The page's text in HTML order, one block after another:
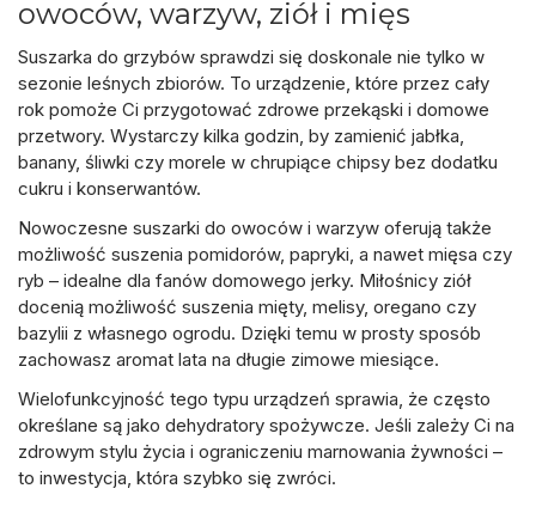
owoców, warzyw, ziół i mięs
Suszarka do grzybów sprawdzi się doskonale nie tylko w
sezonie leśnych zbiorów. To urządzenie, które przez cały
rok pomoże Ci przygotować zdrowe przekąski i domowe
przetwory. Wystarczy kilka godzin, by zamienić jabłka,
banany, śliwki czy morele w chrupiące chipsy bez dodatku
cukru i konserwantów.
Nowoczesne suszarki do owoców i warzyw oferują także
możliwość suszenia pomidorów, papryki, a nawet mięsa czy
ryb – idealne dla fanów domowego jerky. Miłośnicy ziół
docenią możliwość suszenia mięty, melisy, oregano czy
bazylii z własnego ogrodu. Dzięki temu w prosty sposób
zachowasz aromat lata na długie zimowe miesiące.
Wielofunkcyjność tego typu urządzeń sprawia, że często
określane są jako dehydratory spożywcze. Jeśli zależy Ci na
zdrowym stylu życia i ograniczeniu marnowania żywności –
to inwestycja, która szybko się zwróci.